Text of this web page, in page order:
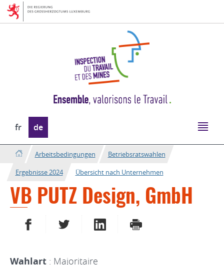
Zur
Navigation
Zum
Inhalt
Sprache
wechseln
fr de
Arbeitsbedingungen
Betriebsratswahlen
Ergebnisse 2024
Übersicht nach Unternehmen
VB PUTZ Design, GmbH
AUF FACEBOOK TEILENAUF TWITTER TEILENAUF LINKEDIN TEILEN
DRUCKEN
Wahlart : Majoritaire